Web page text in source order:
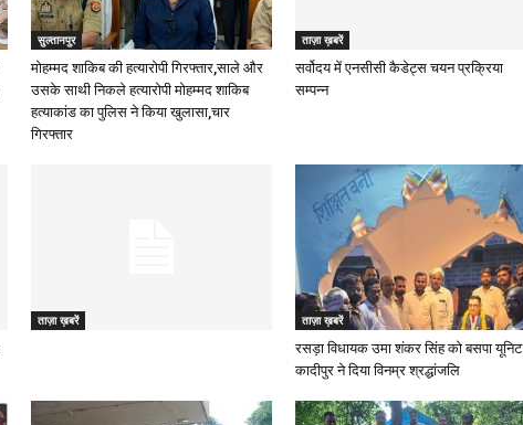
सुल्तानपुर
मोहम्मद शाकिब की हत्यारोपी गिरफ्तार,साले और
उसके साथी निकले हत्यारोपी मोहम्मद शाकिब
हत्याकांड का पुलिस ने किया खुलासा,चार
गिरफ्तार
ताज़ा ख़बरें
सर्वोदय में एनसीसी कैडेट्स चयन प्रक्रिया
सम्पन्न
ताज़ा ख़बरें ताज़ा ख़बरें
रसड़ा विधायक उमा शंकर सिंह को बसपा यूनिट
कादीपुर ने दिया विनम्र श्रद्धांजलि